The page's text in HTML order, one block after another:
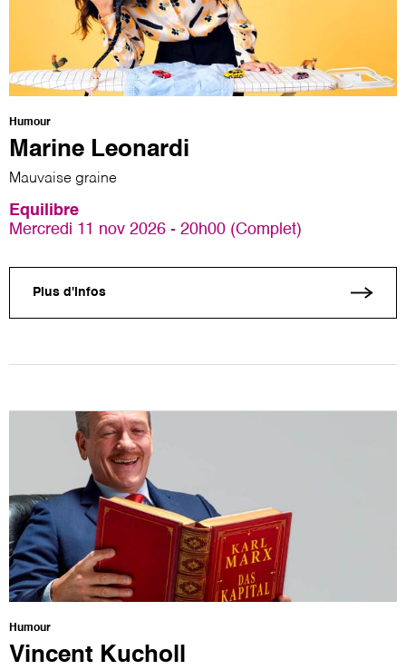
Humour
Marine Leonardi
Mauvaise graine
Equilibre
Mercredi 11 nov 2026 - 20h00 (Complet)
Plus d'infos
Humour
Vincent Kucholl